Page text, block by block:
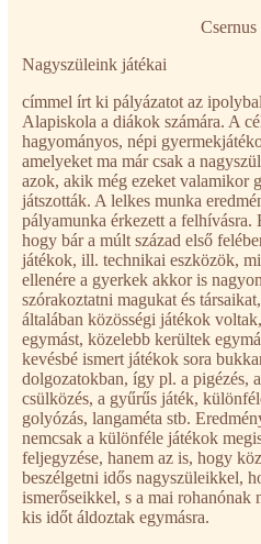
Nagyszüleink játékai
címmel írt ki pályázatot az
Alapiskola a diákok számára. A
hagyományos, népi
amelyeket ma már csak a
azok, akik még ezeket valamikor
játszották. A lelkes munka
pályamunka érkezett a felhívásra.
hogy bár a múlt század első
játékok, ill. technikai eszközök,
ellenére a gyerkek akkor is
szórakoztatni magukat és
általában közösségi játékok
egymást, közelebb kerültek
kevésbé ismert játékok sora
dolgozatokban, így pl. a pigézés,
csülközés, a gyűrűs játék,
golyózás, langaméta stb.
nemcsak a különféle játékok
feljegyzése, hanem az is, hogy
beszélgetni idős nagyszüleikkel,
ismerőseikkel, s a mai rohanónak
kis időt áldoztak egymásra.